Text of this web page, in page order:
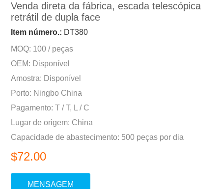
Venda direta da fábrica, escada telescópica
retrátil de dupla face
Item número.: DT380
MOQ: 100 / peças
OEM: Disponível
Amostra: Disponível
Porto: Ningbo China
Pagamento: T / T, L / C
Lugar de origem: China
Capacidade de abastecimento: 500 peças por dia
$72.00
MENSAGEM